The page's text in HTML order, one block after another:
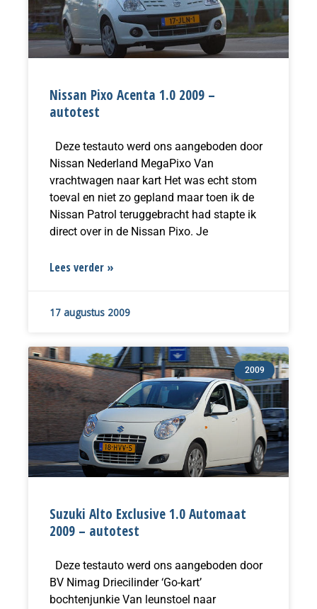
Nissan Pixo Acenta 1.0 2009 –
autotest
Deze testauto werd ons aangeboden door
Nissan Nederland MegaPixo Van
vrachtwagen naar kart Het was echt stom
toeval en niet zo gepland maar toen ik de
Nissan Patrol teruggebracht had stapte ik
direct over in de Nissan Pixo. Je
Lees verder »
17 augustus 2009
2009
Suzuki Alto Exclusive 1.0 Automaat
2009 – autotest
Deze testauto werd ons aangeboden door
BV Nimag Driecilinder ‘Go-kart’
bochtenjunkie Van leunstoel naar